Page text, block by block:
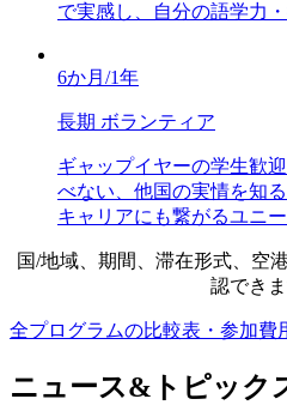
で実感し、自分の語学力
6か月/1年
長期 ボランティア
ギャップイヤーの学生歓
べない、他国の実情を知
キャリアにも繋がるユニー
国/地域、期間、滞在形式、空
認できま
全プログラムの比較表・参加費
ニュース&トピック